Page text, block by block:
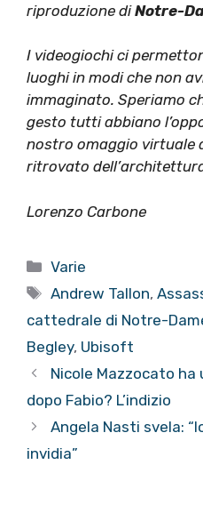
riproduzione diNotre-
I videogiochi ci
luoghi in modi che non
immaginato. Speriamo
gesto tutti abbiano
nostro omaggio virtuale
ritrovato
Lorenzo Carbone
Categorie
Varie
Tag
Andrew Tallon,
cattedrale di Notre-
Begley, Ubisoft
Nicole Mazzocato
dopo Fabio? L’indizio
Angela Nasti svela:
invidia”